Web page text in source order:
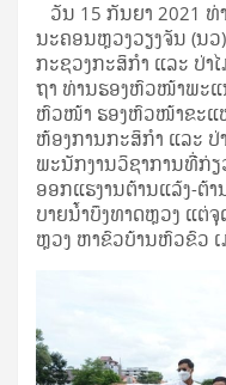
ວັນ 15 ກັນຍາ 2021 ທ່
ນະຄອນຫຼວງວຽງຈັນ (ນ
ກະຊວງກະສິກຳ ແລະ ປ່າໄ
ຖາ ທ່ານຮອງຫົວໜ້າພະແ
ຫົວໜ້າ ຮອງຫົວໜ້າຂະ
ຫ້ອງການກະສິກຳ ແລະ ປ່
ພະນັກງານວິຊາການທີ່ກ່
ອອກແຮງານຕ້ານແລ້ງ-ຕ້
ບາຍນໍ້າບຶງທາດຫຼວງ ແຕ່
ຫຼວງ ຫາຂົວບ້ານຫົວຂົວ ເ